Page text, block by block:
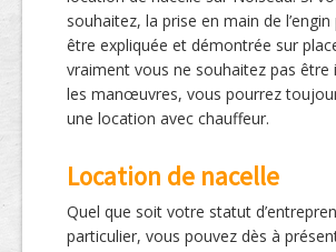
souhaitez, la prise en main de
être expliquée et démontrée sur
vraiment vous ne souhaitez pas être
les manœuvres, vous pourrez
une location avec chauffeur.
Location de nacelle
Quel que soit votre statut
particulier, vous pouvez dès à